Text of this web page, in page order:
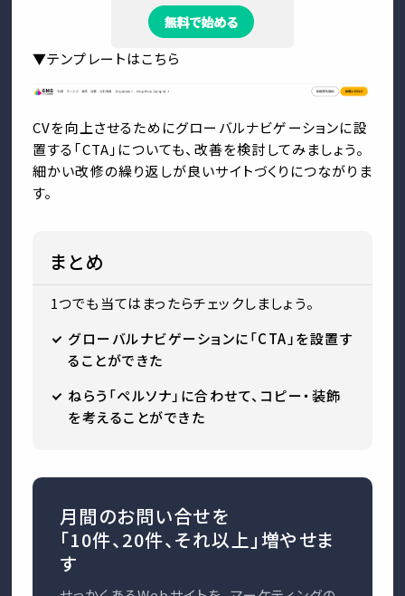
▼テンプレートはこちら
CVを向上させるためにグローバルナビゲーションに設
置する「CTA」についても、改善を検討してみましょう。
細かい改修の繰り返しが良いサイトづくりにつながりま
す。
まとめ
1つでも当てはまったらチェックしましょう。
グローバルナビゲーションに「CTA」を設置す
ることができた
ねらう「ペルソナ」に合わせて、コピー・装飾
を考えることができた
月間のお問い合せを
「10件、20件、それ以上」増やせま
す